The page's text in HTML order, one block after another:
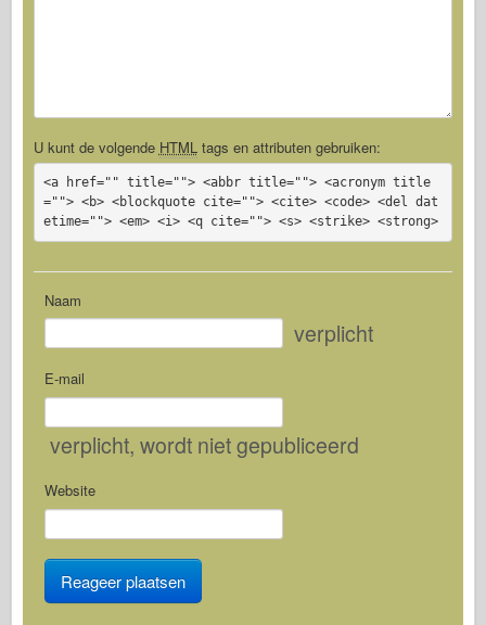
U kunt de volgende HTML tags en attributen gebruiken:
<a href="" title=""> <abbr title=""> <acronym title
=""> <b> <blockquote cite=""> <cite> <code> <del dat
etime=""> <em> <i> <q cite=""> <s> <strike> <strong>
Naam
verplicht
E-mail
verplicht, wordt niet gepubliceerd
Website